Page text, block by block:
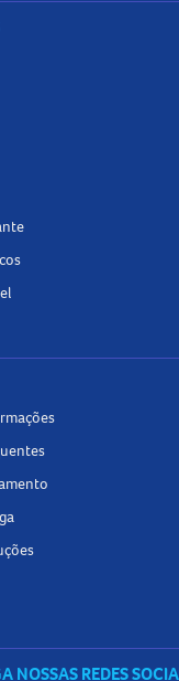
NOSSAS REDES